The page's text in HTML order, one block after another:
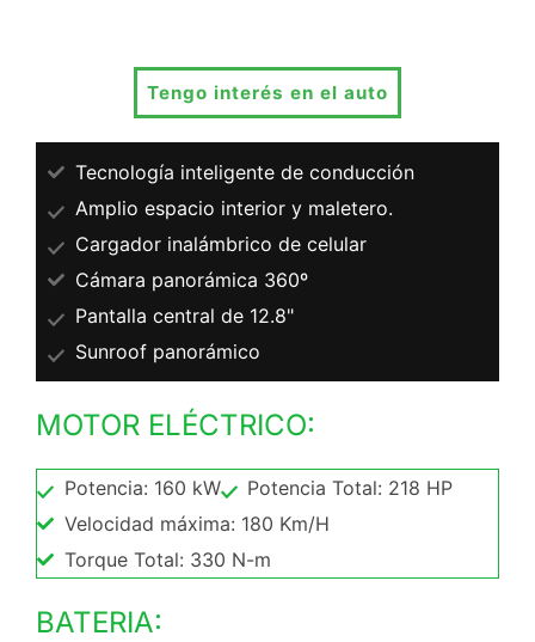
Tengo interés en el auto
Tecnología inteligente de conducción
Amplio espacio interior y maletero.
Cargador inalámbrico de celular
Cámara panorámica 360º
Pantalla central de 12.8"
Sunroof panorámico
MOTOR ELÉCTRICO:
Potencia: 160 kW
Potencia Total: 218 HP
Velocidad máxima: 180 Km/H
Torque Total: 330 N-m
BATERIA: